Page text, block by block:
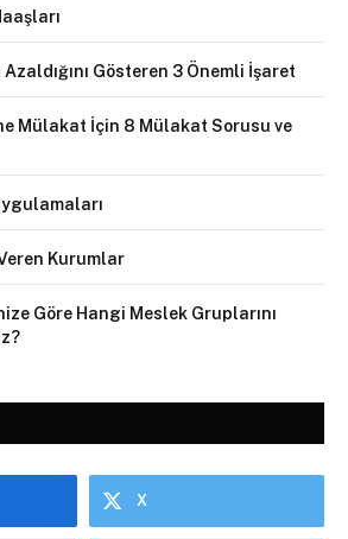
Gösteren 3 Önemli İşaret
Mülakat İçin 8 Mülakat Sorusu ve
Kurumlar
Göre Hangi Meslek Gruplarını
X